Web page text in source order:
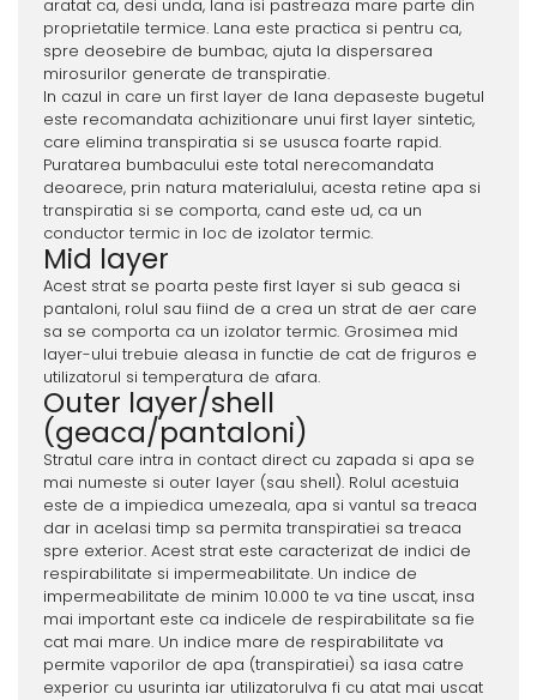
aratat ca, desi unda, lana isi pastreaza mare parte din
proprietatile termice. Lana este practica si pentru ca,
spre deosebire de bumbac, ajuta la dispersarea
mirosurilor generate de transpiratie.
In cazul in care un first layer de lana depaseste bugetul
este recomandata achizitionare unui first layer sintetic,
care elimina transpiratia si se ususca foarte rapid.
Puratarea bumbacului este total nerecomandata
deoarece, prin natura materialului, acesta retine apa si
transpiratia si se comporta, cand este ud, ca un
conductor termic in loc de izolator termic.
Mid layer
Acest strat se poarta peste first layer si sub geaca si
pantaloni, rolul sau fiind de a crea un strat de aer care
sa se comporta ca un izolator termic. Grosimea mid
layer-ului trebuie aleasa in functie de cat de friguros e
utilizatorul si temperatura de afara.
Outer layer/shell
(geaca/pantaloni)
Stratul care intra in contact direct cu zapada si apa se
mai numeste si outer layer (sau shell). Rolul acestuia
este de a impiedica umezeala, apa si vantul sa treaca
dar in acelasi timp sa permita transpiratiei sa treaca
spre exterior. Acest strat este caracterizat de indici de
respirabilitate si impermeabilitate. Un indice de
impermeabilitate de minim 10.000 te va tine uscat, insa
mai important este ca indicele de respirabilitate sa fie
cat mai mare. Un indice mare de respirabilitate va
permite vaporilor de apa (transpiratiei) sa iasa catre
experior cu usurinta iar utilizatorulva fi cu atat mai uscat